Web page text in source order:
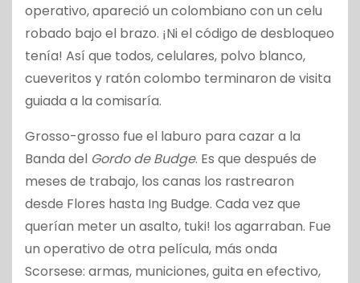
operativo, apareció un colombiano con un celu
robado bajo el brazo. ¡Ni el código de desbloqueo
tenía! Así que todos, celulares, polvo blanco,
cueveritos y ratón colombo terminaron de visita
guiada a la comisaría.
Grosso-grosso fue el laburo para cazar a la
Banda del Gordo de Budge. Es que después de
meses de trabajo, los canas los rastrearon
desde Flores hasta Ing Budge. Cada vez que
querían meter un asalto, tuki! los agarraban. Fue
un operativo de otra película, más onda
Scorsese: armas, municiones, guita en efectivo,